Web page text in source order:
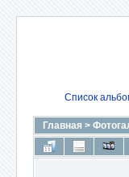
Список
Главная >